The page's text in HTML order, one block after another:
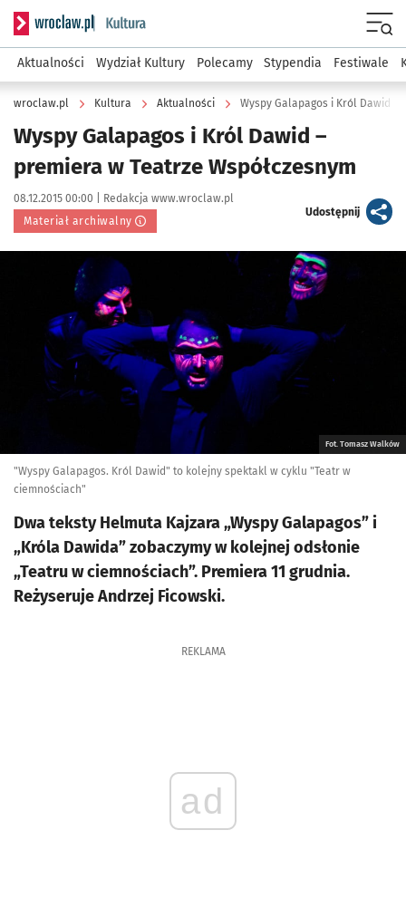
Serwis informacyjny wroclaw.pl podserwis: Kultura
Aktualności Wydział Kultury Polecamy Stypendia Festiwale
wroclaw.pl Kultura Aktualności Wyspy Galapagos i Król Dawid –
Wyspy Galapagos i Król Dawid –
premiera w Teatrze Współczesnym
Data publikacji:
08.12.2015 00:00 | Autor:
Redakcja www.wroclaw.pl
Materiał archiwalny
Udostępnijartykuł
Kliknij, aby powiększyć
Fot. Tomasz Walków
"Wyspy Galapagos. Król Dawid" to kolejny spektakl w cyklu "Teatr w
ciemnościach"
Dwa teksty Helmuta Kajzara „Wyspy Galapagos” i
„Króla Dawida” zobaczymy w kolejnej odsłonie
„Teatru w ciemnościach”. Premiera 11 grudnia.
Reżyseruje Andrzej Ficowski.
REKLAMA
ad